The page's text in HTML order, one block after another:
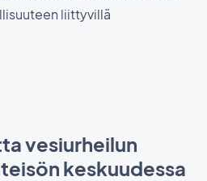
liittyvillä
vesiurheilun
keskuudessa